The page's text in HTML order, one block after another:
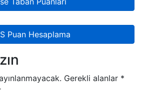
Puan Hesaplama
Gerekli alanlar *